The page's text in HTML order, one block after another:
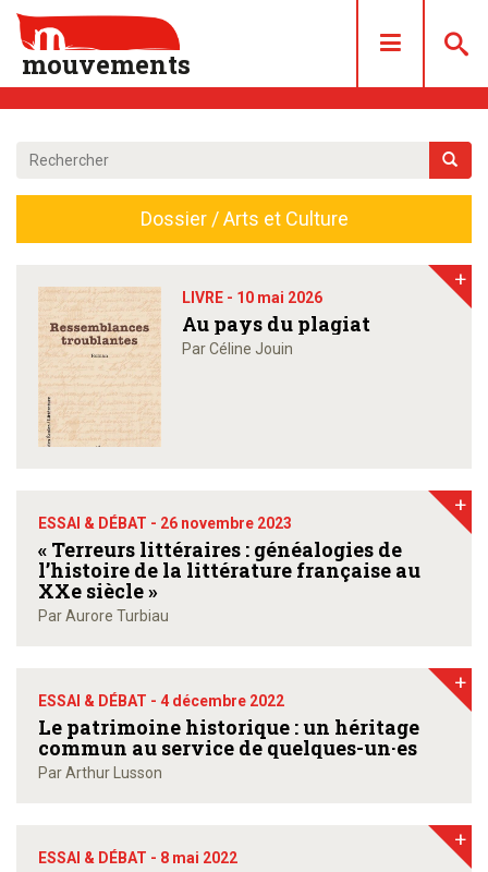
mouvements
ACHAT/ABONNEMENT
CONTACT
Dossier / Arts et Culture
LIVRE - 10 mai 2026
Au pays du plagiat
Par Céline Jouin
+
ESSAI & DÉBAT - 26 novembre 2023
« Terreurs littéraires : généalogies de
l’histoire de la littérature française au
XXe siècle »
Par Aurore Turbiau
+
ESSAI & DÉBAT - 4 décembre 2022
Le patrimoine historique : un héritage
commun au service de quelques-un·es
Par Arthur Lusson
+
ESSAI & DÉBAT - 8 mai 2022
+